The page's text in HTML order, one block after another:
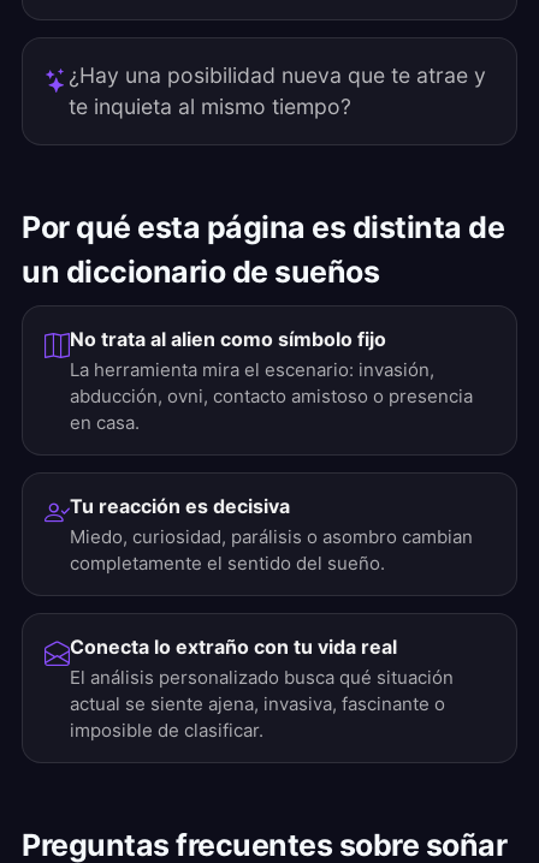
¿Hay una posibilidad nueva que te atrae y
te inquieta al mismo tiempo?
Por qué esta página es distinta de
un diccionario de sueños
No trata al alien como símbolo fijo
La herramienta mira el escenario: invasión,
abducción, ovni, contacto amistoso o presencia
en casa.
Tu reacción es decisiva
Miedo, curiosidad, parálisis o asombro cambian
completamente el sentido del sueño.
Conecta lo extraño con tu vida real
El análisis personalizado busca qué situación
actual se siente ajena, invasiva, fascinante o
imposible de clasificar.
Preguntas frecuentes sobre soñar